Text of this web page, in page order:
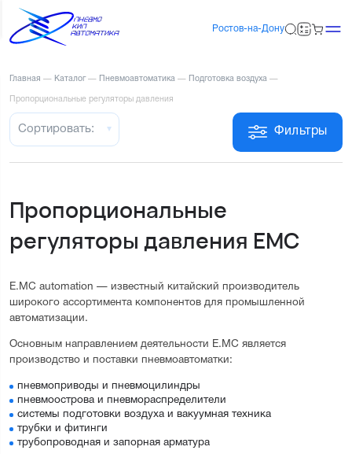
Ростов-на-Дону
Главная — Каталог — Пневмоавтоматика — Подготовка воздуха —
Пропорциональные регуляторы давления
Фильтры
Сортировать:
Пропорциональные
регуляторы давления EMC
E.MC automation — известный китайский производитель
широкого ассортимента компонентов для промышленной
автоматизации.
Основным направлением деятельности E.MC является
производство и поставки пневмоавтоматки:
пневмоприводы и пневмоцилиндры
пневмоострова и пневмораспределители
системы подготовки воздуха и вакуумная техника
трубки и фитинги
трубопроводная и запорная арматура